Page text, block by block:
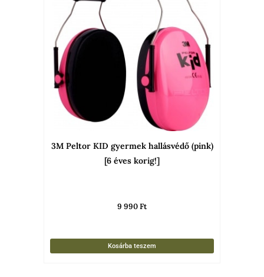
3M Peltor KID gyermek hallásvédő (pink)
[6 éves korig!]
9 990Ft
Kosárba teszem